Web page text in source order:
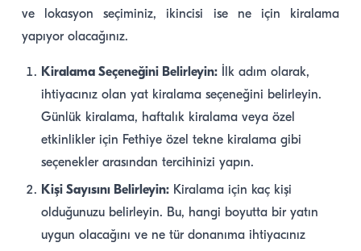
ve lokasyon seçiminiz, ikincisi ise ne için kiralama
yapıyor olacağınız.
Kiralama Seçeneğini Belirleyin: İlk adım olarak,
ihtiyacınız olan yat kiralama seçeneğini belirleyin.
Günlük kiralama, haftalık kiralama veya özel
etkinlikler için Fethiye özel tekne kiralama gibi
seçenekler arasından tercihinizi yapın.
Kişi Sayısını Belirleyin: Kiralama için kaç kişi
olduğunuzu belirleyin. Bu, hangi boyutta bir yatın
uygun olacağını ve ne tür donanıma ihtiyacınız